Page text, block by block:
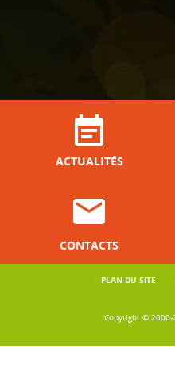
ACTUALITÉS
CONTACTS
PLAN DU SITE
Copyright © 2000-